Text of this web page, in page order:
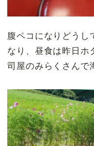
腹ペコになりどうし
なり、昼食は昨日ホ
司屋のみらくさんで